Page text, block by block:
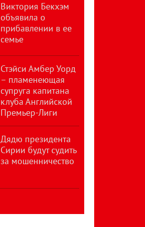
Виктория Бекхэм
объявила о
прибавлении в ее
семье
Стэйси Амбер Уорд
– пламенеющая
супруга капитана
клуба Английской
Премьер-Лиги
Дядю президента
Сирии будут судить
за мошенничество